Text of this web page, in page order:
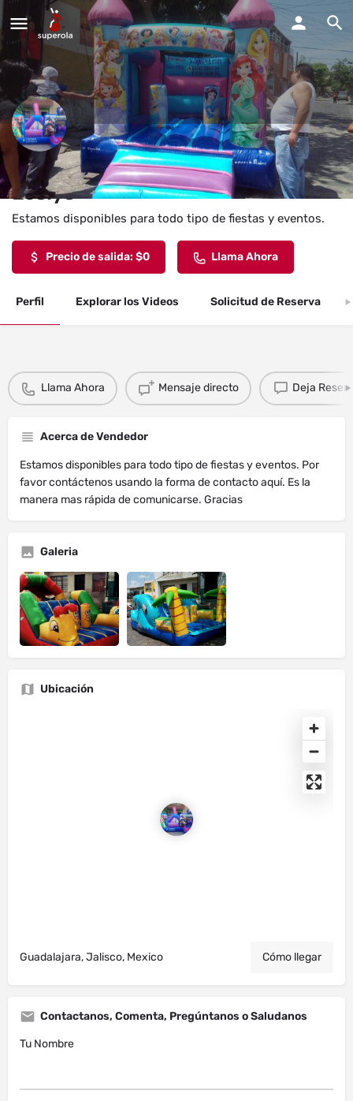
Brincolines Y Rokolas Yaqui Y
Leslys
Estamos disponibles para todo tipo de fiestas y eventos.
Precio de salida: $0 Llama Ahora
Perfil Explorar los Videos Solicitud de Reserva
Llama Ahora Mensaje directo Deja
Acerca de Vendedor
Estamos disponibles para todo tipo de fiestas y eventos. Por
favor contáctenos usando la forma de contacto aquí. Es la
manera mas rápida de comunicarse. Gracias
Galeria
Ubicación
Guadalajara, Jalisco, Mexico Cómo llegar
Contactanos, Comenta, Pregúntanos o Saludanos
Tu Nombre